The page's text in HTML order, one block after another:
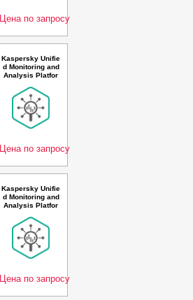
Цена по запросу
Kaspersky Unifie
d Monitoring and
Analysis Platfor
upport and AI Ru
ssian Edition. 15
-19 * 100 events
per second 2 ye
ar Base Premiu
Цена по запросу
Kaspersky Unifie
d Monitoring and
Analysis Platfor
n. 25-49 * 100 ev
ents per second
3 year Base Pre
mium License -
Лицензия
Цена по запросу